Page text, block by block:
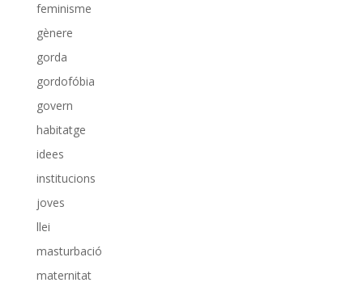
feminisme
gènere
gorda
gordofóbia
govern
habitatge
idees
institucions
joves
llei
masturbació
maternitat